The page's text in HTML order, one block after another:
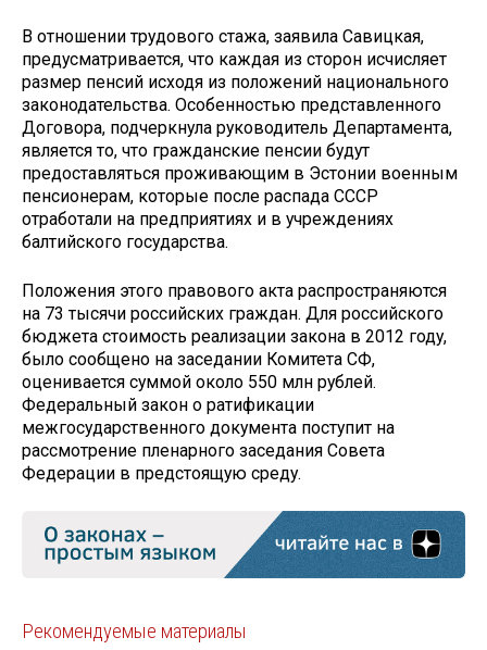
В отношении трудового стажа, заявила Савицкая,
предусматривается, что каждая из сторон исчисляет
размер пенсий исходя из положений национального
законодательства. Особенностью представленного
Договора, подчеркнула руководитель Департамента,
является то, что гражданские пенсии будут
предоставляться проживающим в Эстонии военным
пенсионерам, которые после распада СССР
отработали на предприятиях и в учреждениях
балтийского государства.
Положения этого правового акта распространяются
на 73 тысячи российских граждан. Для российского
бюджета стоимость реализации закона в 2012 году,
было сообщено на заседании Комитета СФ,
оценивается суммой около 550 млн рублей.
Федеральный закон о ратификации
межгосударственного документа поступит на
рассмотрение пленарного заседания Совета
Федерации в предстоящую среду.
Рекомендуемые материалы